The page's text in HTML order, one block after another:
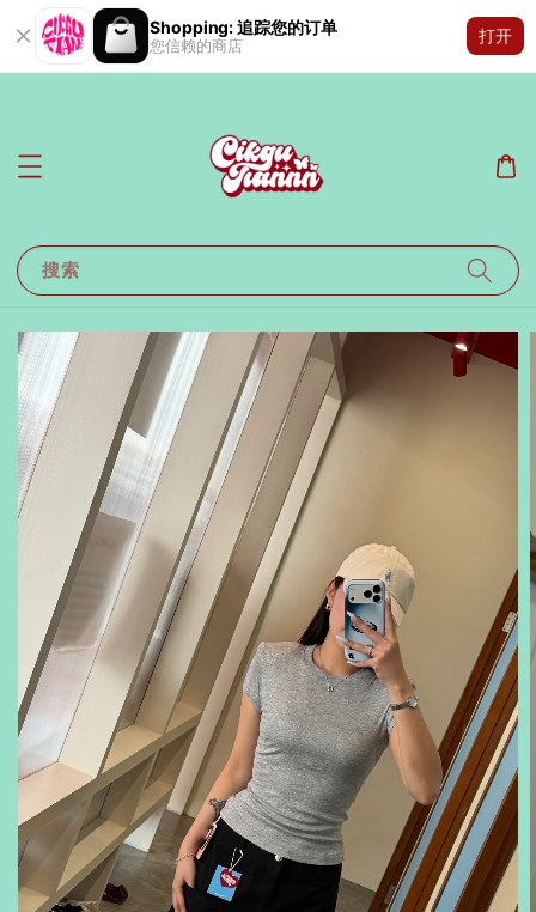
Shopping: 追踪您的订单
您信赖的商店
打开
搜索